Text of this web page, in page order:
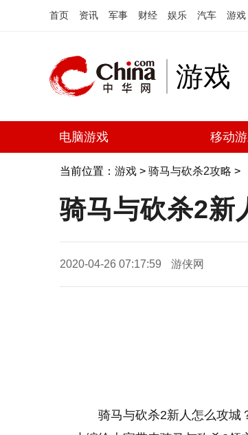
首页 资讯 军事 财经 娱乐 汽车 游戏
游戏
电脑游戏 移动
当前位置： 游戏 > 骑马与砍杀2攻略 >
骑马与砍杀2新
2020-04-26 07:17:59 游侠网
骑马与砍杀2新人怎么攻城